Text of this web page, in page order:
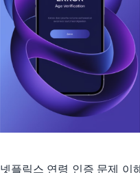
넷플릭스 연령 인증 문제 이